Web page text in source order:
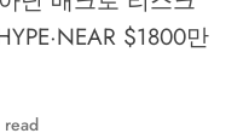
$1800만